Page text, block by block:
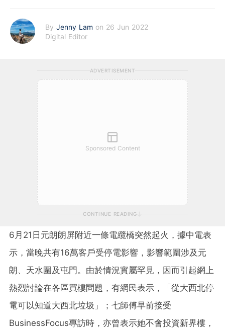
By Jenny Lam on 26 Jun 2022
Digital Editor
ADVERTISEMENT
Sponsored Content
CONTINUE READING
6月21日元朗朗屏附近一條電纜橋突然起火，據中電表
示，當晚共有16萬客戶受停電影響，影響範圍涉及元
朗、天水圍及屯門。由於情況實屬罕見，因而引起網上
熱烈討論在各區買樓問題，有網民表示，「從大西北停
電可以知道大西北垃圾」；七師傅早前接受
BusinessFocus專訪時，亦曾表示她不會投資新界樓，